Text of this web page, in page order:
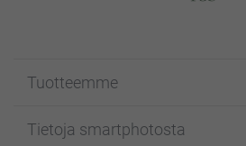
Tuotteemme
Kuvakortit
Tietoja smartphotosta